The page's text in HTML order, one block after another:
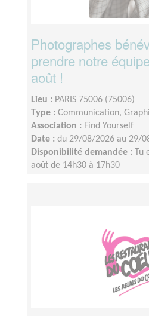
Photographes
prendre notre
août !
Lieu : PARIS 75006 (75006)
Type : Communication,
Association : Find Yourself
Date : du 29/08/2026 au 29/
Disponibilité demandée :
août de 14h30 à 17h30